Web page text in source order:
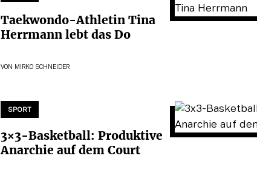
Taekwondo-Athletin Tina
Herrmann lebt das Do
VON MIRKO SCHNEIDER
SPORT
3×3-Basketball: Produktive
Anarchie auf dem Court